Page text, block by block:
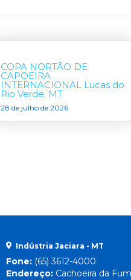
COPA NORTÃO DE
CAPOEIRA
INTERNACIONAL Lucas do
Rio Verde, MT
28 de julho de 2026
Indústria Jaciara - MT
Fone: (65) 3612-4000
Endereço: Cachoeira da